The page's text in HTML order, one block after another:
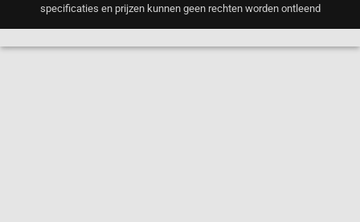
specificaties en prijzen kunnen geen rechten worden ontleend